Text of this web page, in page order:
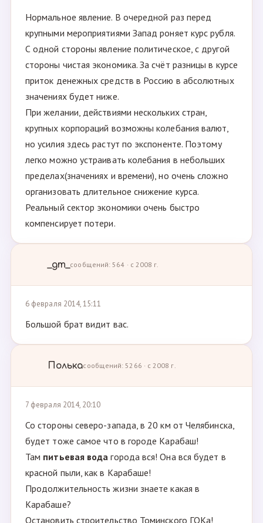
Нормальное явление. В очередной раз перед
крупными мероприятиями Запад роняет курс рубля.
С одной стороны явление политическое, с другой
стороны чистая экономика. За счёт разницы в курсе
приток денежных средств в Россию в абсолютных
значениях будет ниже.
При желании, действиями нескольких стран,
крупных корпораций возможны колебания валют,
но усилия здесь растут по экспоненте. Поэтому
легко можно устраивать колебания в небольших
пределах(значениях и времени), но очень сложно
организовать длительное снижение курса.
Реальный сектор экономики очень быстро
компенсирует потери.
_gm_сообщений: 564 · с 2008 г.
6 февраля 2014, 15:11
Большой брат видит вас.
Полькасообщений: 5266 · с 2008 г.
7 февраля 2014, 20:10
Со стороны северо-запада, в 20 км от Челябинска,
будет тоже самое что в городе Карабаш!
Там питьевая водагорода вся! Она вся будет в
красной пыли, как в Карабаше!
Продолжительность жизни знаете какая в
Карабаше?
Остановить строительство Томинского ГОКа!